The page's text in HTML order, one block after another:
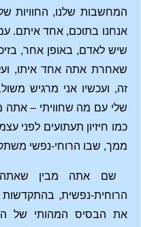
המחשבות שלנו, החוויות
אנחנו בתוכם, אחד איתם.
שיש לאדם, באופן אחר,
שאחרת אתה אחד איתו,
זה, ועכשיו אני מרגיש
שלי עם מה שחוויתי – אתה
כמו חיזיון תעתועים לפני
ממך, שבו הרוחי-נפשי
שם אתה מבין שאתה
הרוחית-נפשית, בהתקדשות
את הבסיס המהותי של